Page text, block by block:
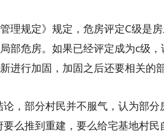
规定》规定，危房评定C级是
部危房。如果已经评定成为c级
进行加固，加固之后还要相关的
，部分村民并不服气，认为部分
么推到重建，要么给宅基地村民